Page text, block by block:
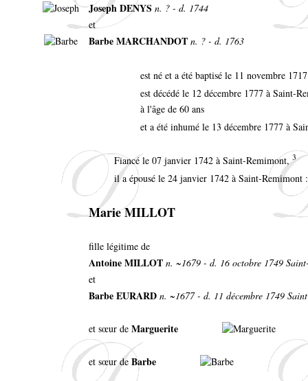
Joseph DENYS n. ? - d. 1744
et
Barbe MARCHANDOT n. ? - d. 1763
est né et a été baptisé le 11 novembre
est décédé le 12 décembre 1777 à Saint-
à l'âge de 60 ans
et a été inhumé le 13 décembre 1777 à
Fiancé le 07 janvier 1742 à Saint-Remimont,3
il a épousé le 24 janvier 1742 à Saint-Remimont
Marie MILLOT
fille légitime de
Antoine MILLOT n. ~1679 - d. 16 octobre 1749
et
Barbe EURARD n. ~1677 - d. 11 décembre 1749
et sœur de Marguerite
et sœur de Barbe